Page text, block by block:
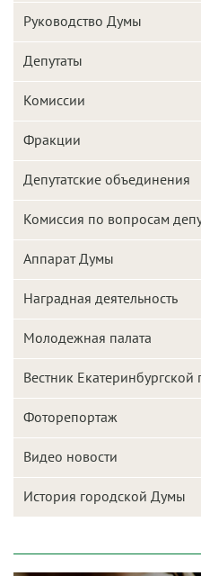
Руководство Думы
Депутаты
Комиссии
Фракции
Депутатские объединения
Комиссия по вопросам
Аппарат Думы
Наградная деятельность
Молодежная палата
Вестник
Фоторепортаж
Видео новости
История городской Думы